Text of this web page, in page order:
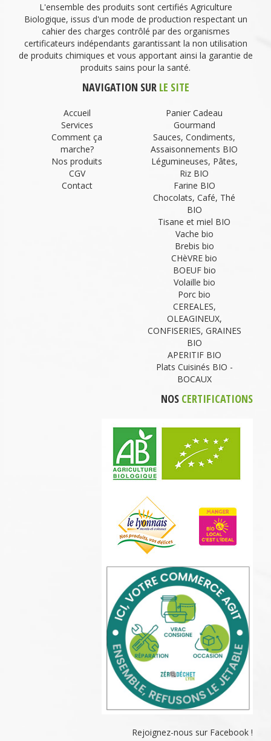
L'ensemble des produits sont certifiés Agriculture
Biologique, issus d'un mode de production respectant un
cahier des charges contrôlé par des organismes
certificateurs indépendants garantissant la non utilisation
de produits chimiques et vous apportant ainsi la garantie de
produits sains pour la santé.
NAVIGATION SUR LE SITE
Accueil
Services
Comment ça
marche?
Nos produits
CGV
Contact
Panier Cadeau
Gourmand
Sauces, Condiments,
Assaisonnements BIO
Légumineuses, Pâtes,
Riz BIO
Farine BIO
Chocolats, Café, Thé
BIO
Tisane et miel BIO
Vache bio
Brebis bio
CHèVRE bio
BOEUF bio
Volaille bio
Porc bio
CEREALES,
OLEAGINEUX,
CONFISERIES, GRAINES
BIO
APERITIF BIO
Plats Cuisinés BIO -
BOCAUX
NOS CERTIFICATIONS
Rejoignez-nous sur Facebook !